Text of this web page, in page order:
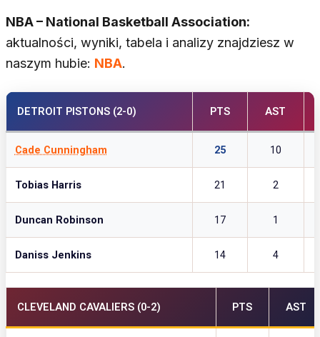
NBA – National Basketball Association:
aktualności, wyniki, tabela i analizy znajdziesz w
naszym hubie: NBA.
DETROIT PISTONS (2-0) PTS AST
Cade Cunningham 25 10
Tobias Harris 21 2
Duncan Robinson 17 1
Daniss Jenkins 14 4
CLEVELAND CAVALIERS (0-2) PTS AST